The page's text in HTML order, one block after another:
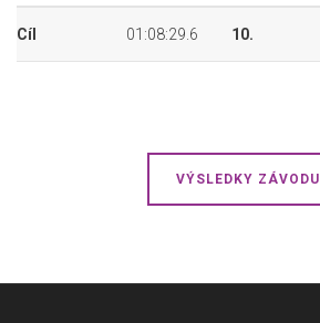
Cíl 01:08:29.6 10.
VÝSLEDKY ZÁVODU